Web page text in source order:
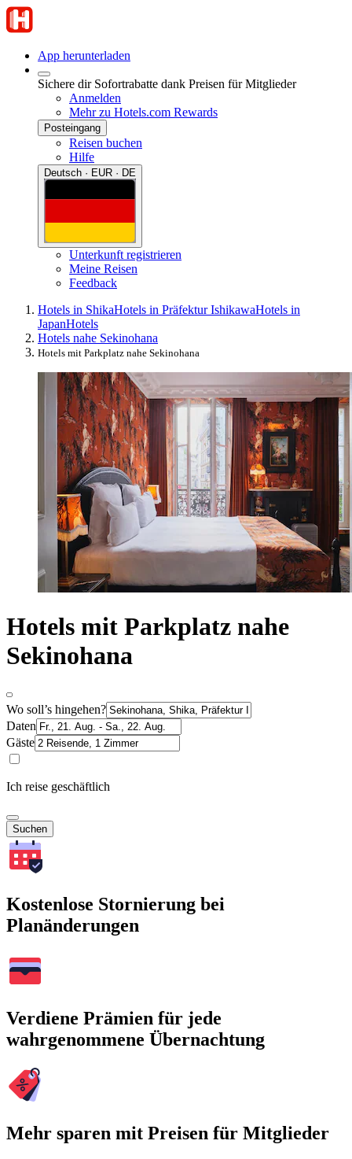
App herunterladen
Sichere dir Sofortrabatte dank Preisen für Mitglieder
Anmelden
Mehr zu Hotels.com Rewards
Posteingang
Reisen buchen
Hilfe
Deutsch · EUR · DE
Unterkunft registrieren
Meine Reisen
Feedback
Hotels in ShikaHotels in Präfektur IshikawaHotels in
JapanHotels
Hotels nahe Sekinohana
Hotels mit Parkplatz nahe Sekinohana
Hotels mit Parkplatz nahe
Sekinohana
Wo soll’s hingehen?
Daten
Gäste
Ich reise geschäftlich
Suchen
Kostenlose Stornierung bei
Planänderungen
Verdiene Prämien für jede
wahrgenommene Übernachtung
Mehr sparen mit Preisen für Mitglieder